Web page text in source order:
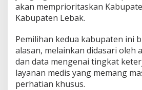
akan memprioritaskan
Kabupaten Lebak.
Pemilihan kedua kabupaten ini
alasan, melainkan didasari oleh
dan data mengenai tingkat
layanan medis yang memang
perhatian khusus.